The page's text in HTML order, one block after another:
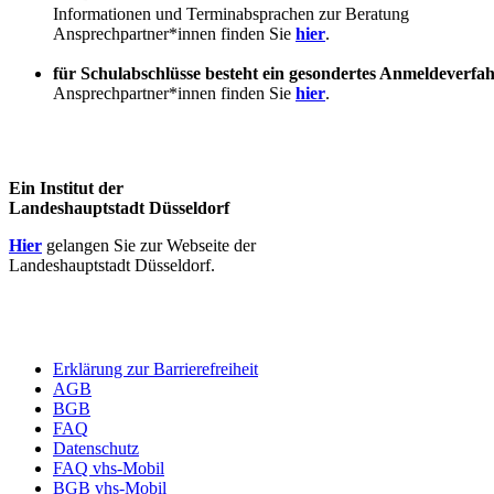
Informationen und Terminabsprachen zur Beratung
Ansprechpartner*innen finden Sie hier.
für Schulabschlüsse besteht ein gesondertes
Ansprechpartner*innen finden Sie hier.
Ein Institut der
Landeshauptstadt Düsseldorf
Hier gelangen Sie zur Webseite der
Landeshauptstadt Düsseldorf.
Erklärung zur Barrierefreiheit
AGB
BGB
FAQ
Datenschutz
FAQ vhs-Mobil
BGB vhs-Mobil